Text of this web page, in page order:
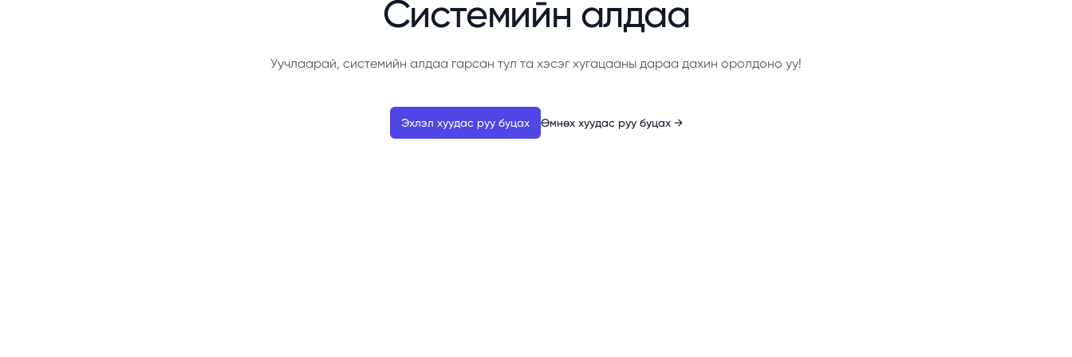
Системийн алдаа
Уучлаарай, системийн алдаа гарсан тул та хэсэг хугацааны дараа дахин оролдоно уу!
Эхлэл хуудас руу буцах Өмнөх хуудас руу буцах →